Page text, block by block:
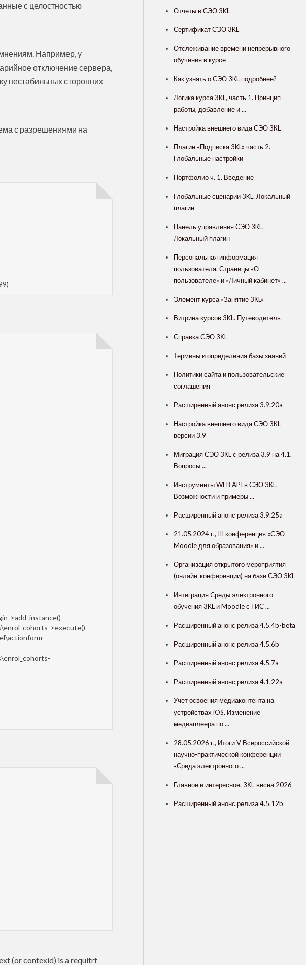
с целостностью
Например, у
отключение сервера,
нестабильных сторонних
с разрешениями на
>add_instance()
>execute()
(or contexid) is a requitrf
Отчеты в СЭО 3KL
Сертификат СЭО 3KL
Отслеживание времени непрерывного
обучения в курсе
Как узнать о СЭО 3KL подробнее?
Логика курса 3KL, часть 1. Принцип
работы, добавление и ...
Настройка внешнего вида СЭО 3КL
Плагин «Подписка 3KL» часть 2.
Глобальные настройки
Портфолио ч. 1. Введение
Глобальные сценарии 3KL. Локальный
плагин
Панель управления СЭО 3KL.
Локальный плагин
Персональная информация
пользователя. Страницы «О
пользователе» и «Личный кабинет» ...
Элемент курса «Занятие 3КL»
Витрина курсов 3KL. Путеводитель
Справка СЭО 3КL
Термины и определения базы знаний
Политики сайта и пользовательские
соглашения
Расширенный анонс релиза 3.9.20a
Настройка внешнего вида СЭО 3КL
версии 3.9
Миграция СЭО 3КL с релиза 3.9 на 4.1.
Вопросы ...
Инструменты WEB API в СЭО 3КL.
Возможности и примеры ...
Расширенный анонс релиза 3.9.25a
21.05.2024 г., III конференция «СЭО
Moodle для образования» и ...
Организация открытого мероприятия
(онлайн-конференции) на базе СЭО 3KL
Интеграция Cреды электронного
обучения 3KL и Moodle с ГИС ...
Расширенный анонс релиза 4.5.4b-beta
Расширенный анонс релиза 4.5.6b
Расширенный анонс релиза 4.5.7a
Расширенный анонс релиза 4.1.22a
Учет освоения медиаконтента на
устройствах iOS. Изменение
медиаплеера по ...
28.05.2026 г., Итоги V Всероссийской
научно-практической конференции
«Среда электронного ...
Главное и интересное. 3КL-весна 2026
Расширенный анонс релиза 4.5.12b